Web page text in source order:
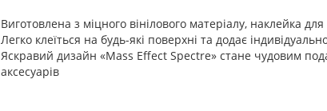
Виготовлена з міцного вінілового матеріалу, наклейка
Легко клеїться на будь-які поверхні та додає
Яскравий дизайн «Mass Effect Spectre» стане чудовим
аксесуарів